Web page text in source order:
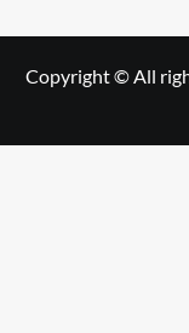
Copyright © All